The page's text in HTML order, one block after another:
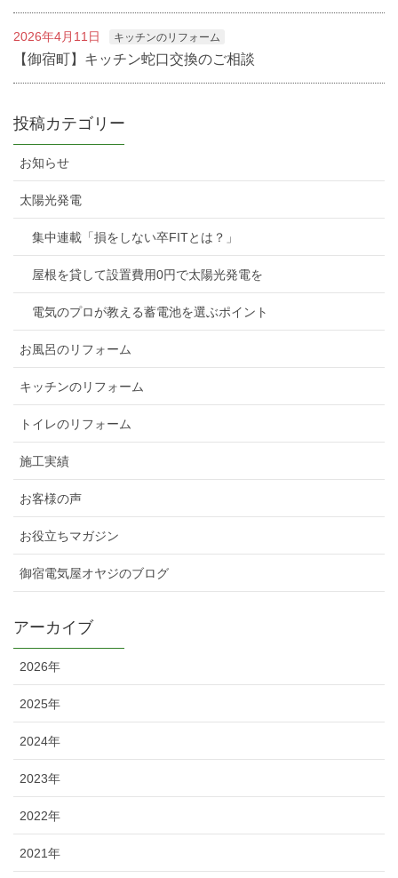
2026年4月11日 キッチンのリフォーム
【御宿町】キッチン蛇口交換のご相談
投稿カテゴリー
お知らせ
太陽光発電
集中連載「損をしない卒FITとは？」
屋根を貸して設置費用0円で太陽光発電を
電気のプロが教える蓄電池を選ぶポイント
お風呂のリフォーム
キッチンのリフォーム
トイレのリフォーム
施工実績
お客様の声
お役立ちマガジン
御宿電気屋オヤジのブログ
アーカイブ
2026年
2025年
2024年
2023年
2022年
2021年